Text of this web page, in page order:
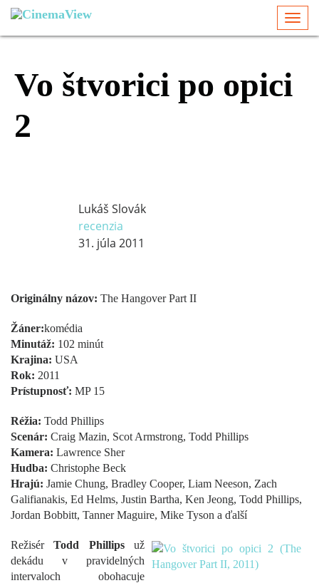
Vo štvorici po opici
2
Lukáš Slovák
recenzia
31. júla 2011
Originálny názov: The Hangover Part II
Žáner:komédia
Minutáž: 102 minút
Krajina: USA
Rok: 2011
Prístupnosť: MP 15
Réžia: Todd Phillips
Scenár: Craig Mazin, Scot Armstrong, Todd Phillips
Kamera: Lawrence Sher
Hudba: Christophe Beck
Hrajú: Jamie Chung, Bradley Cooper, Liam Neeson, Zach
Galifianakis, Ed Helms, Justin Bartha, Ken Jeong, Todd Phillips,
Jordan Bobbitt, Tanner Maguire, Mike Tyson a ďalší
RežisérTodd Phillipsuž
dekádu v pravidelných
intervaloch obohacuje